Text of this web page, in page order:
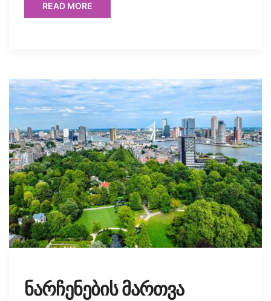
READ MORE
ნარჩენების მართვა